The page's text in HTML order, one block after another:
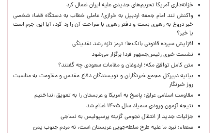
خزانه‌داری آمریکا تحریم‌های جدیدی علیه ایران اعمال کرد
واکنش تند امام جمعه اردبیل به خرازی/ عاملی خطاب به دستگاه قضا: شخصی
خبر دروغ به رهبری بست و دفتر رهبری با صراحت آن را رد کرد، آیا این جرم است
یا خیر؟
افزایش سپرده قانونی بانک‌ها؛ ترمز تازه رشد نقدینگی
نشست خبری رئیس‌جمهور فردا برگزار می‌شود
متن کامل توافق مکه؛ اردوغان و مقامات سعودی چه گفتند؟
بیانیه دبیرکل مجمع خبرنگاران و نویسندگان دفاع مقدس و مقاومت به مناسبت
روز خبرنگار
مقاومت اسلامی عراق: پاسخ به آمریکا و عربستان را به تعویق انداختیم
نتیجه آزمون ورودی سمپاد سال ۱۴۰۵ اعلام شد
جزئیات جدید از انتقال نجومی گزینه پرسپولیس به نساجی
صنعاء: نبرد ما علیه طرح سلطه‌جویی عربستان است، نه مردم جنوب یمن